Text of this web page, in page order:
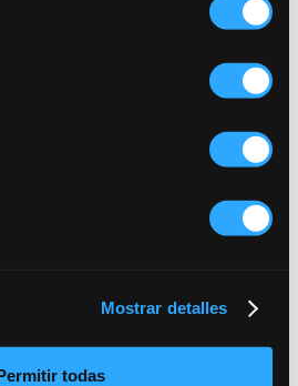
Mostrar detalles
todas